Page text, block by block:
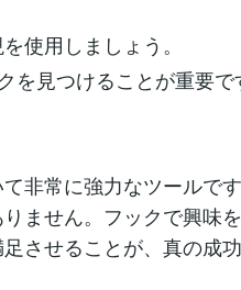
使用しましょう。
を見つけることが重要で
非常に強力なツールです
ません。フックで興味を
させることが、真の成